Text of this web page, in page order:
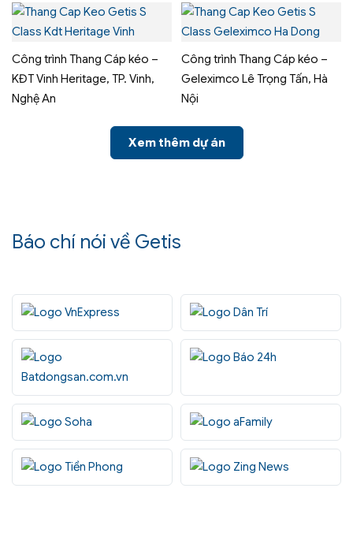
Công trình Thang Cáp kéo –
KĐT Vinh Heritage, TP. Vinh,
Nghệ An
Công trình Thang Cáp kéo –
Geleximco Lê Trọng Tấn, Hà
Nội
Xem thêm dự án
Báo chí nói về Getis